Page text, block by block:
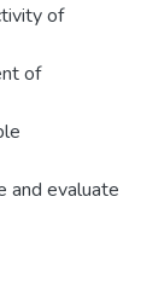
of
of
and evaluate